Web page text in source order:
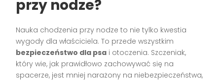
przy nodze?
Nauka chodzenia przy nodze to nie tylko kwestia
wygody dla właściciela. To przede wszystkim
bezpieczeństwo dla psa i otoczenia. Szczeniak,
który wie, jak prawidłowo zachowywać się na
spacerze, jest mniej narażony na niebezpieczeństwa,